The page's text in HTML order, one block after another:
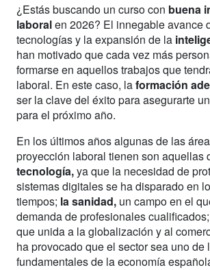
¿Estás buscando un curso con buena
laboralen 2026? El innegable avance
tecnologías y la expansión de la
han motivado que cada vez más
formarse en aquellos trabajos que
laboral. En este caso, laformación
ser la clave del éxito para asegurarte
para el próximo año.
En los últimos años algunas de las
proyección laboral tienen son aquellas
tecnología,ya que la necesidad de
sistemas digitales se ha disparado en
tiempos; la sanidad, un campo en el
demanda de profesionales
que unida a la globalización y al
ha provocado que el sector sea uno de
fundamentales de la economía